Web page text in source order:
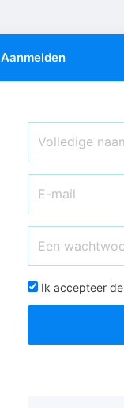
Aanmelden
Ik accepteer de